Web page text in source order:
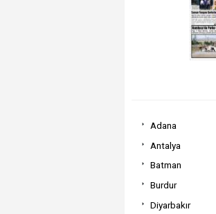
Adana
Antalya
Batman
Burdur
Diyarbakır